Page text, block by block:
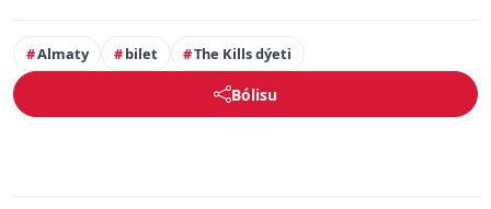
Almaty bilet The Kills dýeti
Bólisu